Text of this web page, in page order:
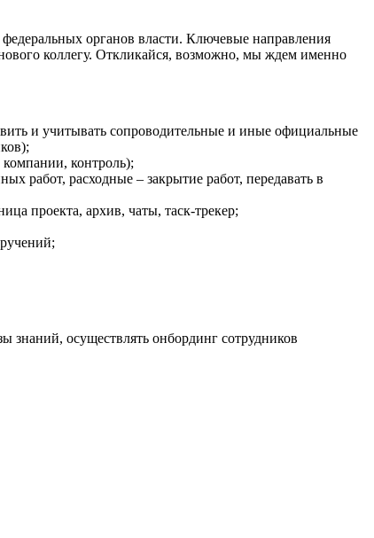
органов власти. Ключевые направления
коллегу. Откликайся, возможно, мы ждем именно
и учитывать сопроводительные и иные официальные
контроль);
работ, расходные – закрытие работ, передавать в
проекта, архив, чаты, таск-трекер;
знаний, осуществлять онбординг сотрудников